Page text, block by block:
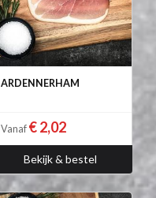
ARDENNERHAM
Vanaf € 2,02
Bekijk & bestel